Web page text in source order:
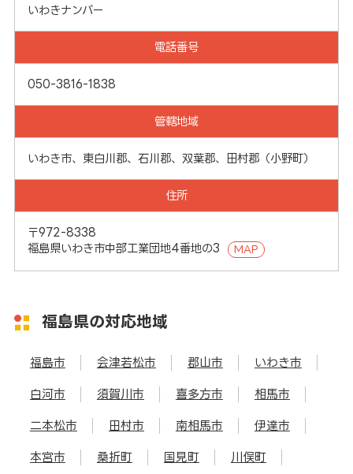
いわきナンバー
電話番号
050-3816-1838
管轄地域
いわき市、東白川郡、石川郡、双葉郡、田村郡（小野町）
住所
〒972-8338
福島県いわき市中部工業団地4番地の3
MAP
福島県の対応地域
福島市 会津若松市 郡山市 いわき市
白河市 須賀川市 喜多方市 相馬市
二本松市 田村市 南相馬市 伊達市
本宮市 桑折町 国見町 川俣町